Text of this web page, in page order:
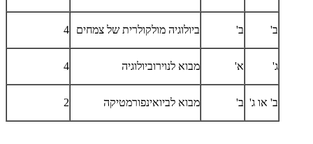
ב' ב' ביולוגיה מולקולרית של צמחים 4
ג' א' מבוא לנוירוביולוגיה 4
ב' או ג' ב' מבוא לביואינפורמטיקה 2